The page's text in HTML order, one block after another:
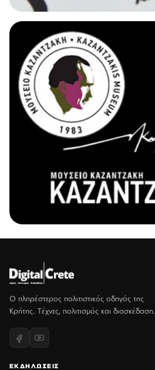
Ο πληρέστερος πολιτιστικός οδηγός της
Κρήτης. Τέχνες, πολιτισμός και διασκέδαση.
ΕΚΔΗΛΩΣΕΙΣ